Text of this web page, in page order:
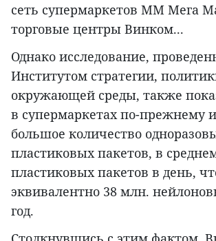
сеть супермаркетов ММ Мега
торговые центры Винком...
Однако исследование,
Институтом стратегии,
окружающей среды, также
в супермаркетах по-прежнему
большое количество
пластиковых пакетов, в
пластиковых пакетов в день,
эквивалентно 38 млн.
год.